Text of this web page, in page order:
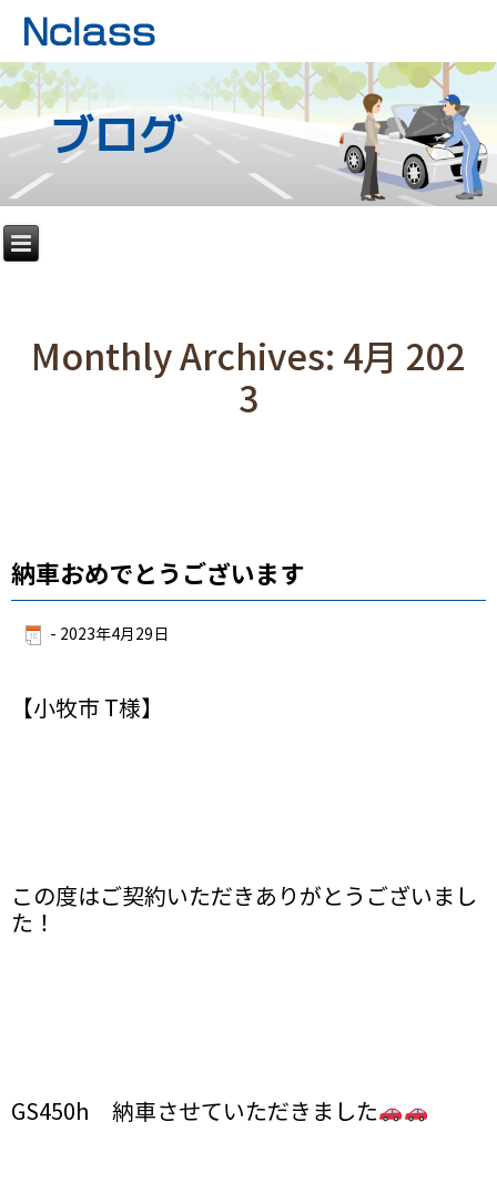
ブログ
Monthly Archives: 4月 202
3
納車おめでとうございます
- 2023年4月29日
【小牧市 T様】
この度はご契約いただきありがとうございまし
た！
GS450h 納車させていただきました